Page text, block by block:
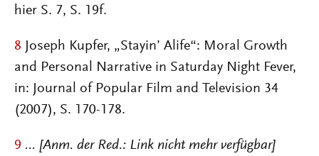
hier S. 7, S. 19f.
8 Joseph Kupfer, „Stayin’ Alife“: Moral Growth
and Personal Narrative in Saturday Night Fever,
in: Journal of Popular Film and Television 34
(2007), S. 170-178.
9 ... [Anm. der Red.: Link nicht mehr verfügbar]